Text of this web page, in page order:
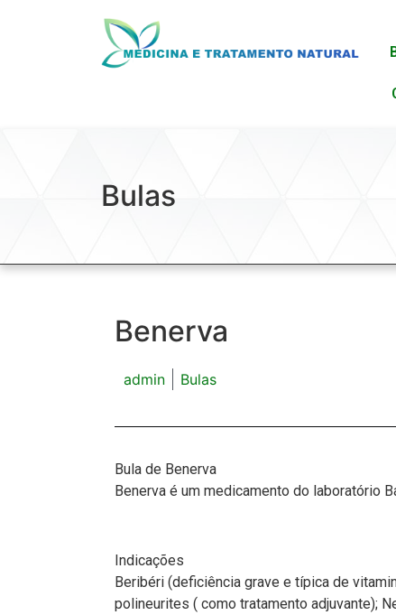
Bulas
Benerva
admin Bulas
Bula de Benerva
Benerva é um medicamento do laboratório
Indicações
Beribéri (deficiência grave e típica de
polineurites ( como tratamento adjuvante);